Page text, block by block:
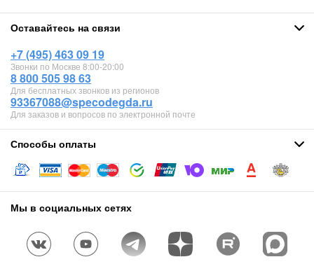
Оставайтесь на связи
+7 (495) 463 09 19
Звонки по Москве 8:00-20:00
8 800 505 98 63
Для бесплатных звонков из регионов
93367088@specodegda.ru
Для заказов и вопросов по электронной почте
Способы оплаты
Мы в социальных сетях